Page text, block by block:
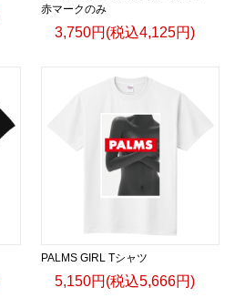
赤マークのみ
3,750円(税込4,125円)
PALMS GIRL Tシャツ
5,150円(税込5,666円)